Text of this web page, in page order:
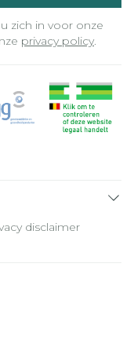
zich in voor onze
privacy policy.
disclaimer